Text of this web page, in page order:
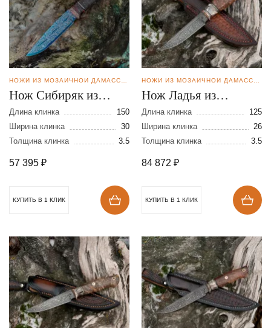
Нож Сибиряк из
мозаичной дамасской
стали
Длина клинка
150
Ширина клинка
30
Толщина клинка
3.5
57 395 ₽
КУПИТЬ В 1 КЛИК
Нож Ладья из
мозаичной дамасской
стали
Длина клинка
125
Ширина клинка
26
Толщина клинка
3.5
84 872 ₽
КУПИТЬ В 1 КЛИК